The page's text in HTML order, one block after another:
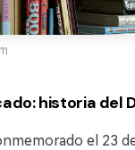
historia del
el 23